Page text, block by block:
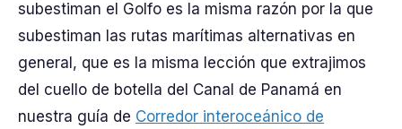
subestiman el Golfo es la misma razón por la que
subestiman las rutas marítimas alternativas en
general, que es la misma lección que extrajimos
del cuello de botella del Canal de Panamá en
nuestra guía de Corredor interoceánico de